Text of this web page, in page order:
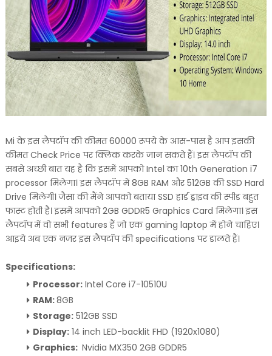
Mi के इस लैपटॉप की कीमत 60000 रूपये के आस-पास है आप इसकी
कीमत Check Price पर क्लिक करके जान सकते हैं। इस लैपटॉप की
सबसे अच्छी बात यह है कि इसमें आपको Intel का 10th Generation i7
processor मिलेगा। इस लैपटॉप में 8GB RAM और 512GB की SSD Hard
Drive मिलेगी। जैसा की मैंने आपको बताया SSD हार्ड ड्राइव की स्पीड बहुत
फास्ट होती है। इसमें आपको 2GB GDDR5 Graphics Card मिलेगा। इस
लैपटॉप में वो सभी features हैं जो एक gaming laptop में होने चाहिए।
आइये अब एक नजर इस लैपटॉप की specifications पर डालते हैं।
Specifications:
Processor:Intel Core i7-10510U
RAM:8GB
Storage:512GB SSD
Display:14 inch LED-backlit FHD (1920x1080)
Graphics: Nvidia MX350 2GB GDDR5